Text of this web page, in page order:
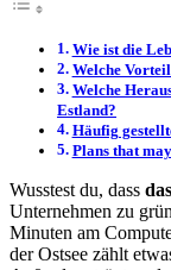
Wie ist die
Welche
Welche
Estland?
Häufig
Plans that
Wusstest du, dass
Unternehmen zu
Minuten am
der Ostsee zählt